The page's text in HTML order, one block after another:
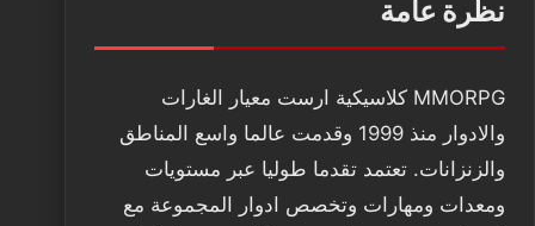
نظرة عامة
MMORPG كلاسيكية ارست معيار الغارات
والادوار منذ 1999 وقدمت عالما واسع المناطق
والزنزانات. تعتمد تقدما طوليا عبر مستويات
ومعدات ومهارات وتخصص ادوار المجموعة مع